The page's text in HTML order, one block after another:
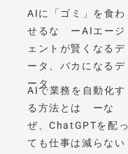
AIに「ゴミ」を食わ
せるな ーAIエージ
ェントが賢くなるデ
ータ、バカになるデ
ータ
AIで業務を自動化す
る方法とは ーな
ぜ、ChatGPTを配っ
ても仕事は減らない